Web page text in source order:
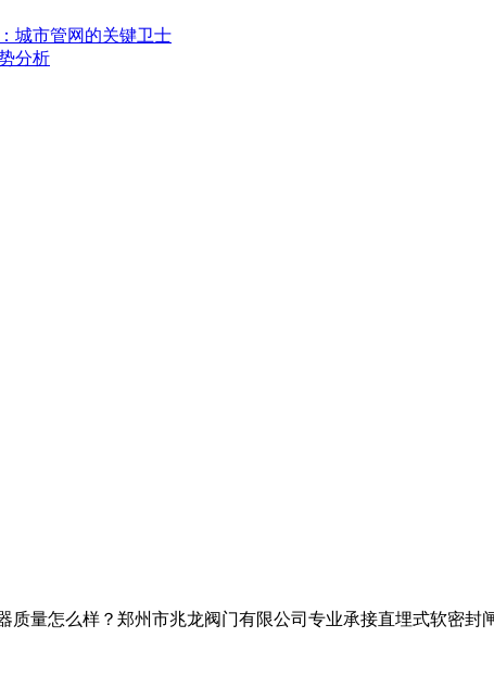
城市管网的关键卫士
分析
量怎么样？郑州市兆龙阀门有限公司专业承接直埋式软密封